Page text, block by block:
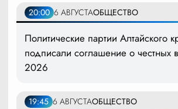
20:00 6 АВГУСТАОБЩЕСТВО
Политические партии Алтайского
подписали соглашение о честных
2026
19:45 6 АВГУСТАОБЩЕСТВО